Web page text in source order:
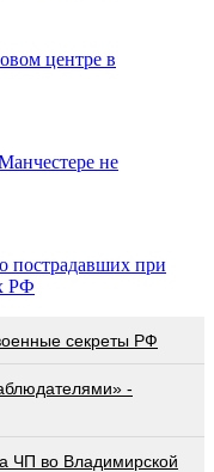
центре в
не
пострадавших при
РФ
секреты РФ
-
ЧП во Владимирской